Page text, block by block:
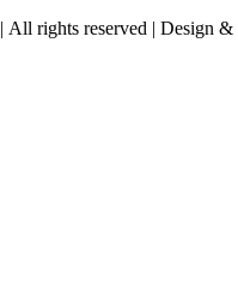
| All rights reserved | Design &